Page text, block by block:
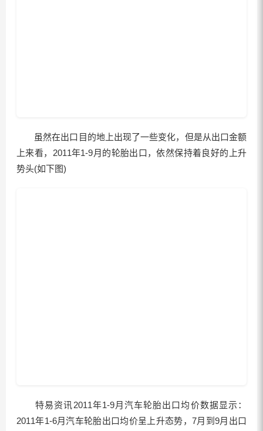
虽然在出口目的地上出现了一些变化，但是从出口金额
上来看，2011年1-9月的轮胎出口，依然保持着良好的上升
势头(如下图)
特易资讯2011年1-9月汽车轮胎出口均价数据显示：
2011年1-6月汽车轮胎出口均价呈上升态势，7月到9月出口